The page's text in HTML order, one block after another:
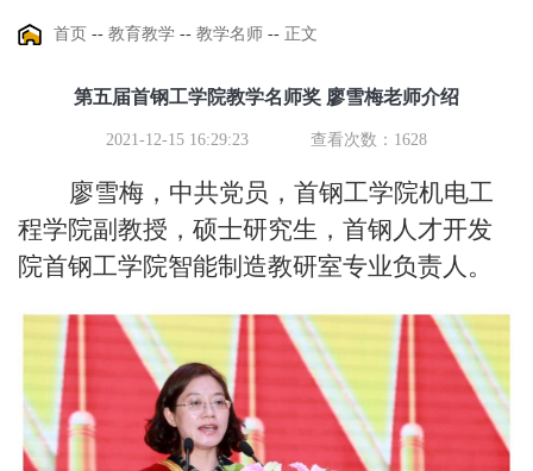
首页 -- 教育教学 -- 教学名师 -- 正文
第五届首钢工学院教学名师奖 廖雪梅老师介绍
2021-12-15 16:29:23 查看次数： 1628
廖雪梅，中共党员，首钢工学院机电工
程学院副教授，硕士研究生，首钢人才开发
院首钢工学院智能制造教研室专业负责人。